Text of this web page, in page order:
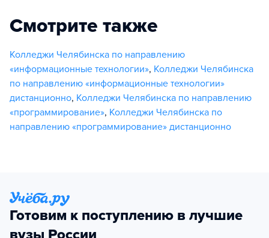
Смотрите также
Колледжи Челябинска по направлению
«информационные технологии», Колледжи Челябинска
по направлению «информационные технологии»
дистанционно, Колледжи Челябинска по направлению
«программирование», Колледжи Челябинска по
направлению «программирование» дистанционно
Готовим к поступлению в лучшие